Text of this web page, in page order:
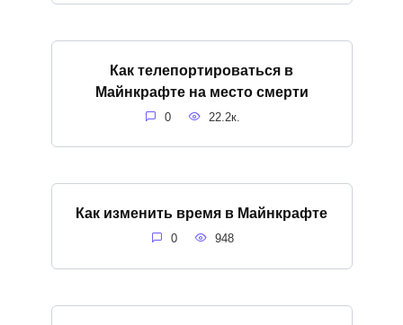
Как телепортироваться в
Майнкрафте на место смерти
0 22.2к.
Как изменить время в Майнкрафте
0 948